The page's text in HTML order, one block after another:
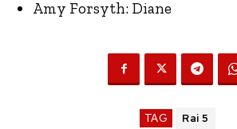
Amy Forsyth: Diane
TAG Rai 5